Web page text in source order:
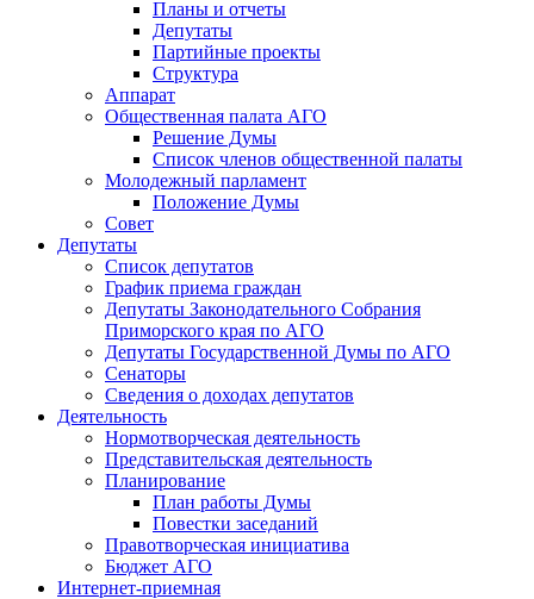
Планы и отчеты
Депутаты
Партийные проекты
Структура
Аппарат
Общественная палата АГО
Решение Думы
Список членов общественной палаты
Молодежный парламент
Положение Думы
Совет
Депутаты
Список депутатов
График приема граждан
Депутаты Законодательного Собрания
Приморского края по АГО
Депутаты Государственной Думы по АГО
Сенаторы
Сведения о доходах депутатов
Деятельность
Нормотворческая деятельность
Представительская деятельность
Планирование
План работы Думы
Повестки заседаний
Правотворческая инициатива
Бюджет АГО
Интернет-приемная